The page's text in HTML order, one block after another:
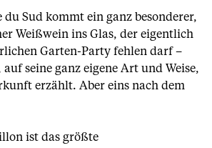
du Sud kommt ein ganz besonderer,
Weißwein ins Glas, der eigentlich
Garten-Party fehlen darf –
seine ganz eigene Art und Weise,
erzählt. Aber eins nach dem
ist das größte